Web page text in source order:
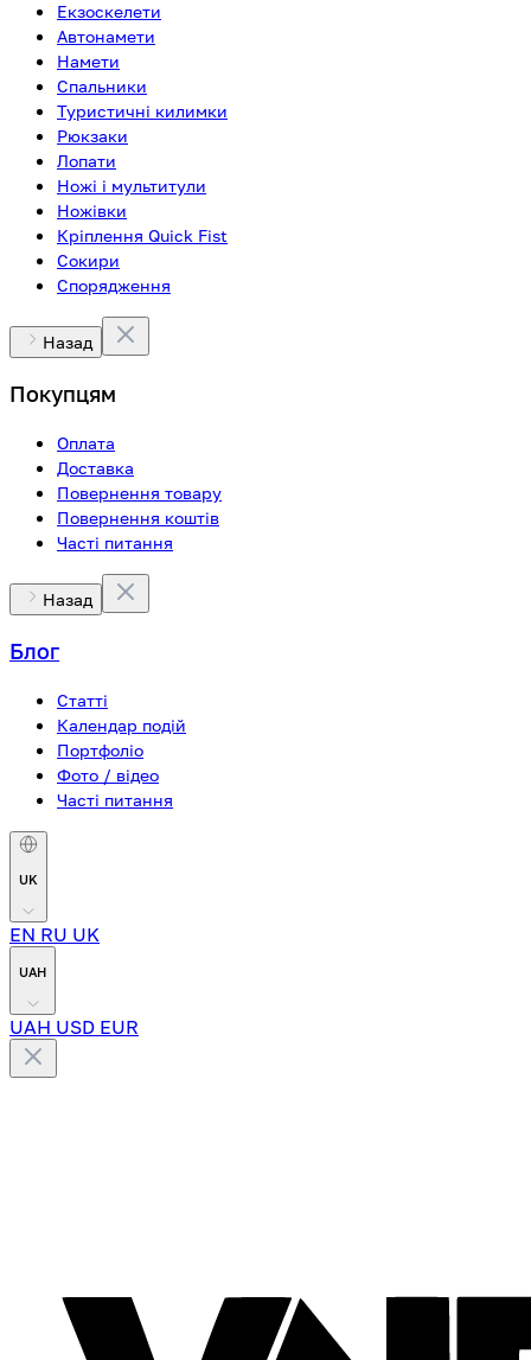
Екзоскелети
Автонамети
Намети
Спальники
Туристичні килимки
Рюкзаки
Лопати
Ножі і мультитули
Ножівки
Кріплення Quick Fist
Сокири
Спорядження
Назад
Покупцям
Оплата
Доставка
Повернення товару
Повернення коштів
Часті питання
Назад
Блог
Статті
Календар подій
Портфоліо
Фото / відео
Часті питання
UK
EN RU UK
UAH
UAH USD EUR